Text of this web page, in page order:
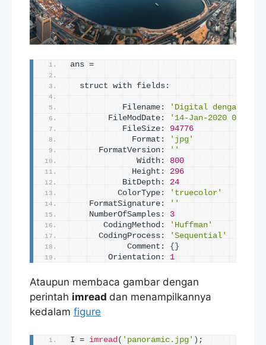
ans =
  struct with fields:
           Filename:
'Digital dengan
        FileModDate:
'14-Jan-2020
           FileSize:
94776
             Format:
'jpg'
      FormatVersion:
''
              Width:
800
             Height:
296
           BitDepth:
24
          ColorType:
'truecolor'
    FormatSignature:
''
    NumberOfSamples:
3
       CodingMethod:
'Huffman'
      CodingProcess:
'Sequential'
            Comment:
{}
        Orientation:
1
Ataupun membaca gambar dengan
perintah imread dan menampilkannya
kedalam figure
I = imread ( 'panoramic.jpg' ) ;